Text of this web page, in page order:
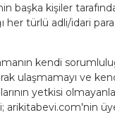
başka kişiler
türlü adli/idari
kendi
ulaşmamayı ve
yetkisi
arikitabevi.com'nin